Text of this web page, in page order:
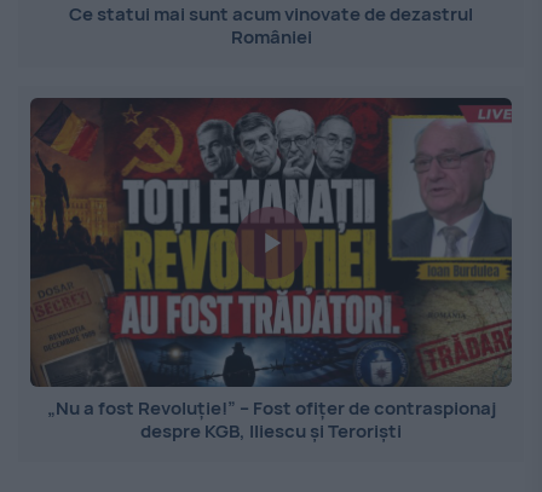
Ce statui mai sunt acum vinovate de dezastrul
României
„Nu a fost Revoluție!” – Fost ofițer de contraspionaj
despre KGB, Iliescu și Teroriști